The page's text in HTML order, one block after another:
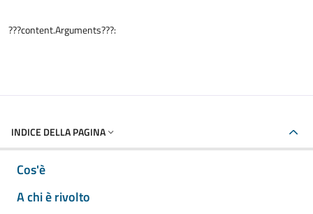
???content.Arguments???:
INDICE DELLA PAGINA
Cos'è
A chi è rivolto